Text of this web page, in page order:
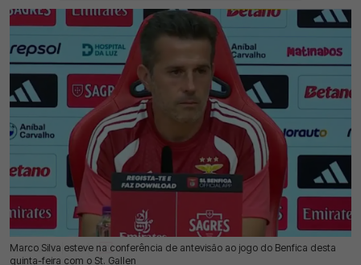
Marco Silva esteve na conferência de antevisão ao jogo do Benfica desta
quinta-feira com o St. Gallen
29 Jul 2026 | 16:18 | 0